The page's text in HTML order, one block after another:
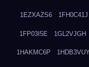
1EZXAZS6 1FH0C41J
1FP03I5E 1GL2VJGH
1HAKMC6P 1HDB3VUY